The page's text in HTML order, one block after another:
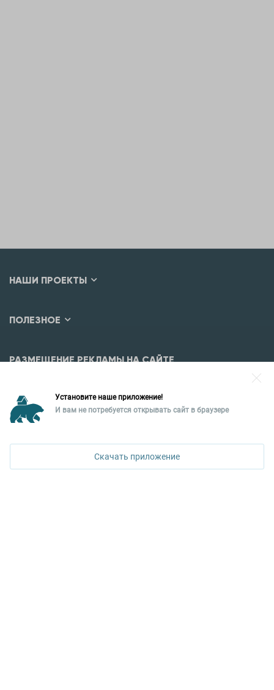
НАШИ ПРОЕКТЫ
ПОЛЕЗНОЕ
РАЗМЕЩЕНИЕ РЕКЛАМЫ НА САЙТЕ
Уральская палата недвижимости
ул. Горького, 65, 0 подъезд, 3 этаж
Установите наше приложение!
И вам не потребуется открывать сайт в браузере
Скачать приложение